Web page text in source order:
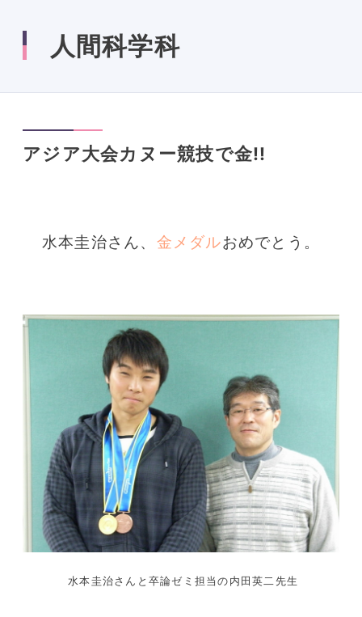
人間科学科
アジア大会カヌー競技で金!!
水本圭治さん、 金メダルおめでとう。
水本圭治さんと卒論ゼミ担当の内田英二先生